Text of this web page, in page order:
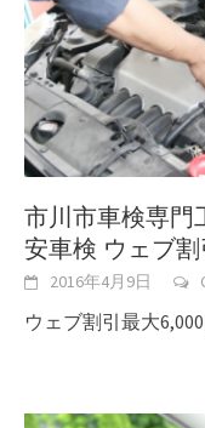
市川市車検専門
安車検 ウェブ割
2016年4月9日
ウェブ割引最大